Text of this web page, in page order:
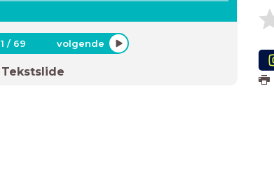
1 / 69 volgende
Tekstslide